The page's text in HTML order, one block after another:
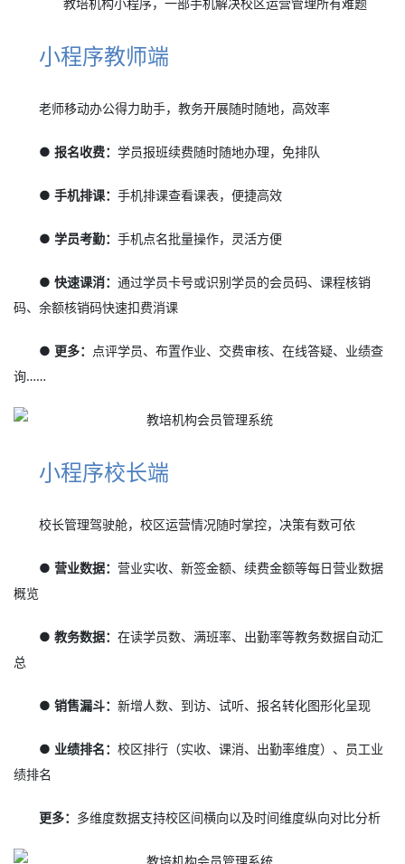
小程序教师端
老师移动办公得力助手，教务开展随时随地，高效率
● 报名收费：学员报班续费随时随地办理，免排队
● 手机排课：手机排课查看课表，便捷高效
● 学员考勤：手机点名批量操作，灵活方便
● 快速课消：通过学员卡号或识别学员的会员码、课程核销
码、余额核销码快速扣费消课
● 更多： 点评学员、布置作业、交费审核、在线答疑、业绩查
询……
小程序校长端
校长管理驾驶舱，校区运营情况随时掌控，决策有数可依
● 营业数据：营业实收、新签金额、续费金额等每日营业数据
概览
● 教务数据：在读学员数、满班率、出勤率等教务数据自动汇
总
● 销售漏斗：新增人数、到访、试听、报名转化图形化呈现
● 业绩排名：校区排行（实收、课消、出勤率维度）、员工业
绩排名
更多： 多维度数据支持校区间横向以及时间维度纵向对比分析